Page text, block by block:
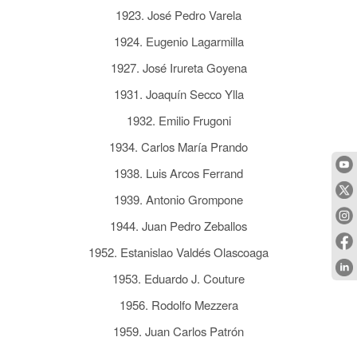
1923. José Pedro Varela
1924. Eugenio Lagarmilla
1927. José Irureta Goyena
1931. Joaquín Secco Ylla
1932. Emilio Frugoni
1934. Carlos María Prando
1938. Luis Arcos Ferrand
1939. Antonio Grompone
1944. Juan Pedro Zeballos
1952. Estanislao Valdés Olascoaga
1953. Eduardo J. Couture
1956. Rodolfo Mezzera
1959. Juan Carlos Patrón